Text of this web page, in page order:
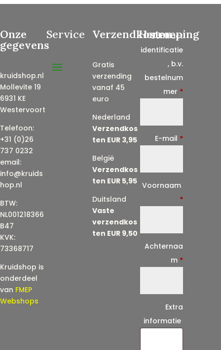
Onze
gegevens
kruidshop.nl
Mollevite 19
6931 KE
Westervoort
Telefoon:
+31 (0)26
737 0232
email:
info@kruids
hop.nl
BTW:
NL001218366
B47
KVK:
73368717
Kruidshop is
onderdeel
van FMEP
Webshops
Service Verzendkosten
Gratis
verzending
vanaf 45
euro
Nederland
Verzendkos
ten EUR 3,95
België
Verzendkos
ten EUR 5,95
Duitsland
Vaste
verzendkos
ten EUR 9,50
Herroeping
Contract
identificatie
, b.v.
bestelnum
mer *
E-mail *
Voornaam
*
Achternaa
m *
Extra
informatie